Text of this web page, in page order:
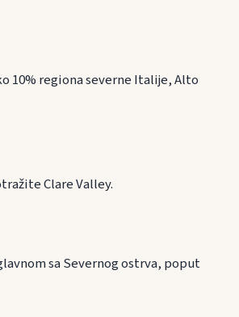
10% regiona severne Italije, Alto
Clare Valley.
sa Severnog ostrva, poput